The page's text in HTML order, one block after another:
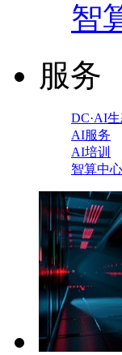
智
服务
DC·AI
AI服务
AI培训
智算中